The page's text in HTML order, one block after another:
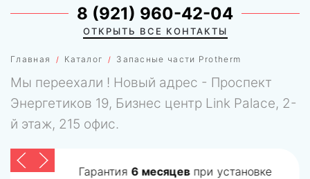
Главная Каталог Запасные части Protherm
8 (921) 960-42-04
ОТКРЫТЬ ВСЕ КОНТАКТЫ
Мы переехали ! Новый адрес - Проспект
Энергетиков 19, Бизнес центр Link Palace, 2-
й этаж, 215 офис.
Гарантия 6 месяцевпри установке